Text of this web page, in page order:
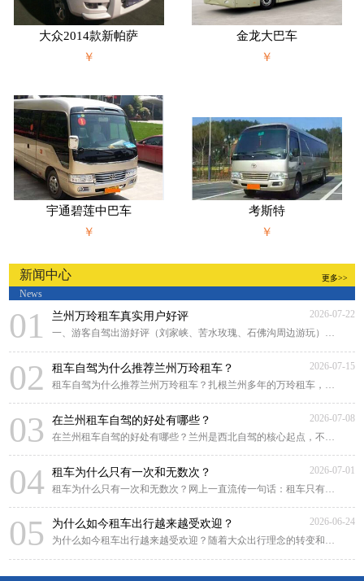
大众2014款新帕萨
￥
金龙大巴车
￥
宇通碧莲中巴车
￥
考斯特
￥
新闻中心 更多>>
News
01 兰州万玲租车真实用户好评
2026-07-22
一、游客自驾出游好评（刘家峡、苦水玫瑰、石佛沟周边游玩）来兰州游玩，对比好几家租
02 租车自驾为什么推荐兰州万玲租车？
2026-07-15
租车自驾为什么推荐兰州万玲租车？扎根兰州多年的万玲租车，凭借本土化深耕、贴心靠谱
03 在兰州租车自驾的好处有哪些？
2026-07-08
在兰州租车自驾的好处有哪些？兰州是西北自驾的核心起点，不管是市区畅游黄河风情线，
04 租车为什么只有一次和无数次？
2026-07-01
租车为什么只有一次和无数次？网上一直流传一句话：租车只有一次和无数次。很多人原
05 为什么如今租车出行越来越受欢迎？
2026-06-24
为什么如今租车出行越来越受欢迎？随着大众出行理念的转变和租车行业的规范化发展，租